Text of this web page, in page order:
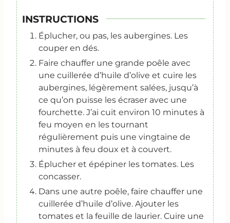
INSTRUCTIONS
Éplucher, ou pas, les aubergines. Les
couper en dés.
Faire chauffer une grande poêle avec
une cuillerée d’huile d’olive et cuire les
aubergines, légèrement salées, jusqu’à
ce qu’on puisse les écraser avec une
fourchette. J’ai cuit environ 10 minutes à
feu moyen en les tournant
régulièrement puis une vingtaine de
minutes à feu doux et à couvert.
Éplucher et épépiner les tomates. Les
concasser.
Dans une autre poêle, faire chauffer une
cuillerée d’huile d’olive. Ajouter les
tomates et la feuille de laurier. Cuire une